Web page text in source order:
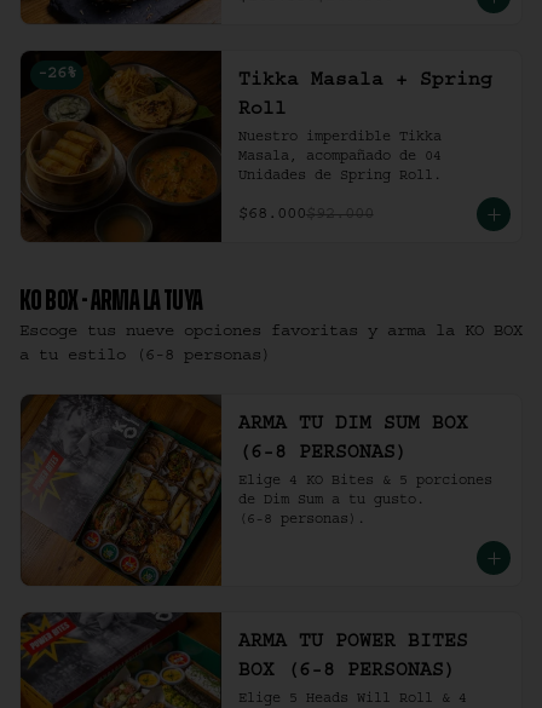
-26 %
Tikka Masala + Spring
Roll
Nuestro imperdible Tikka
Masala, acompañado de 04
Unidades de Spring Roll.
$68.000$92.000
KO BOX - ARMA LA TUYA
Escoge tus nueve opciones favoritas y arma la KO BOX
a tu estilo (6-8 personas)
ARMA TU DIM SUM BOX
(6-8 PERSONAS)
Elige 4 KO Bites & 5 porciones
de Dim Sum a tu gusto.
(6-8 personas).
ARMA TU POWER BITES
BOX (6-8 PERSONAS)
Elige 5 Heads Will Roll & 4